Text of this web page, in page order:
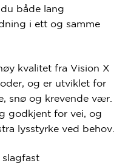
både lang
i ett og samme
kvalitet fra Vision X
og er utviklet for
snø og krevende vær.
godkjent for vei, og
lysstyrke ved behov.
slagfast